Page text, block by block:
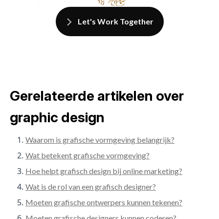
Let's Work Together
Gerelateerde artikelen over
graphic design
Waarom is grafische vormgeving belangrijk?
Wat betekent grafische vormgeving?
Hoe helpt grafisch design bij online marketing?
Wat is de rol van een grafisch designer?
Moeten grafische ontwerpers kunnen tekenen?